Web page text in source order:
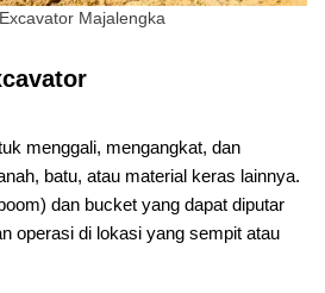
Majalengka
menggali, mengangkat, dan
batu, atau material keras lainnya.
dan bucket yang dapat diputar
operasi di lokasi yang sempit atau